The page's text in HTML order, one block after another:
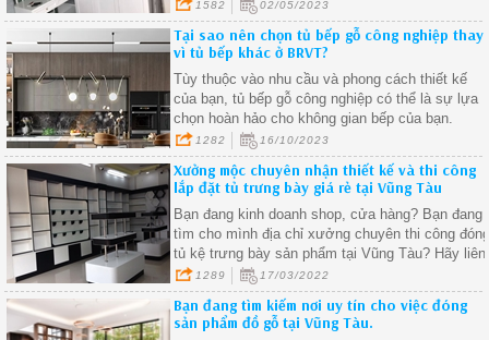
thành sự lựa chọn hàng đầu của nhiều gia đình
trong việc trang trí không gian sống của mình
1582 02/05/2023
Tại sao nên chọn tủ bếp gỗ công nghiệp thay
vì tủ bếp khác ở BRVT?
Tùy thuộc vào nhu cầu và phong cách thiết kế
của bạn, tủ bếp gỗ công nghiệp có thể là sự lựa
chọn hoàn hảo cho không gian bếp của bạn.
1282 16/10/2023
Xưởng mộc chuyên nhận thiết kế và thi công
lắp đặt tủ trưng bày giá rẻ tại Vũng Tàu
Bạn đang kinh doanh shop, cửa hàng? Bạn đang
tìm cho mình địa chỉ xưởng chuyên thi công
tủ kệ trưng bày sản phẩm tại Vũng Tàu? Hãy liên
hệ với Xưởng Mộc Vũng Tàu ngay để nhận được
những ưu đãi tôt nhất.
1289 17/03/2022
Bạn đang tìm kiếm nơi uy tín cho việc đóng
sản phẩm đồ gỗ tại Vũng Tàu.